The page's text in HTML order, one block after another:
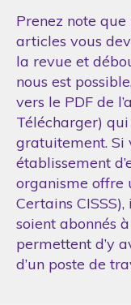
Prenez note
articles vous
la revue et
nous est
vers le PDF de
Télécharger)
gratuitement. Si
établissement
organisme offre
Certains
soient abonnés
permettent d’y
d’un poste de